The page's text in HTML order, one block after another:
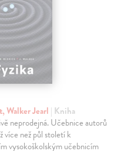
Walker Jearl | Kniha
neprodejná. Učebnice autorů
než půl století k
vysokoškolským učebnicím